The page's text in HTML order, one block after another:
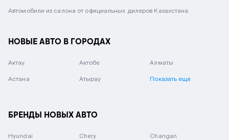
Автомобили из салона от официальных дилеров Казахстана.
НОВЫЕ АВТО В ГОРОДАХ
Актау Актобе Алматы
Астана Атырау Показать еще
БРЕНДЫ НОВЫХ АВТО
Hyundai Chery Changan